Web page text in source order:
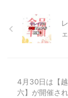
4月30日は【
六】が開催さ